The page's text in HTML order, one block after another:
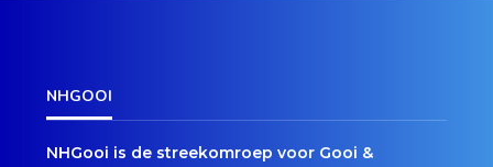
NHGOOI
NHGooi is de streekomroep voor Gooi &